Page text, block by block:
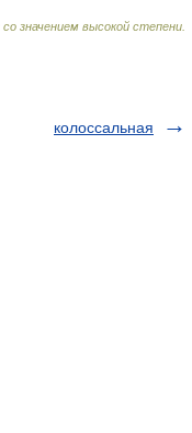
значением высокой степени
колоссальная